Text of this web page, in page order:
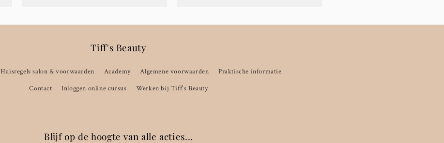
Tiff's Beauty
Huisregels salon & voorwaarden Academy Algemene voorwaarden
Praktische informatie
Contact
Inloggen online cursus Werken bij Tiff's Beauty
Blijf op de hoogte van alle acties...